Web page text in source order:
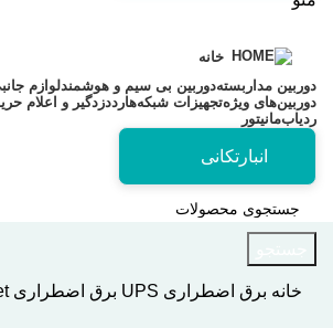
خانه
دوربین مداربستهدوربین بی سیم و هوشمندلوازم
دوربین‌های ویژهتجهیزات شبکههارددزدگیر و اعلام
ردیابمانیتور
انبارتکانی
خانه برق اضطراری UPS برق اضطراری ups 700 kva euronet